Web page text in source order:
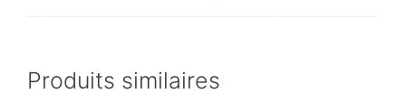
Produits similaires